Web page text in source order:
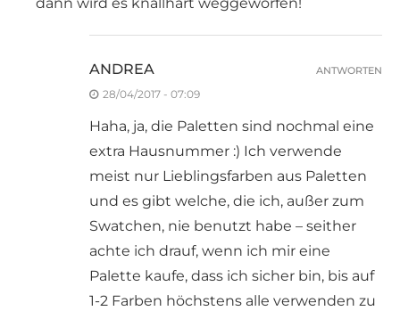
ANDREA
28/04/2017 - 07:09
Haha, ja, die Paletten sind nochmal eine
extra Hausnummer :) Ich verwende
meist nur Lieblingsfarben aus Paletten
und es gibt welche, die ich, außer zum
Swatchen, nie benutzt habe – seither
achte ich drauf, wenn ich mir eine
Palette kaufe, dass ich sicher bin, bis auf
1-2 Farben höchstens alle verwenden zu
ANTWORTEN